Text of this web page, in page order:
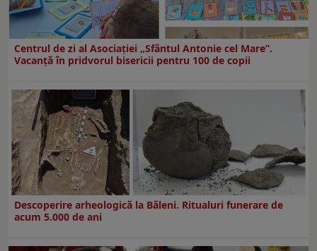
Centrul de zi al Asociației „Sfântul Antonie cel Mare”.
Vacanță în pridvorul bisericii pentru 100 de copii
Descoperire arheologică la Băleni. Ritualuri funerare de
acum 5.000 de ani